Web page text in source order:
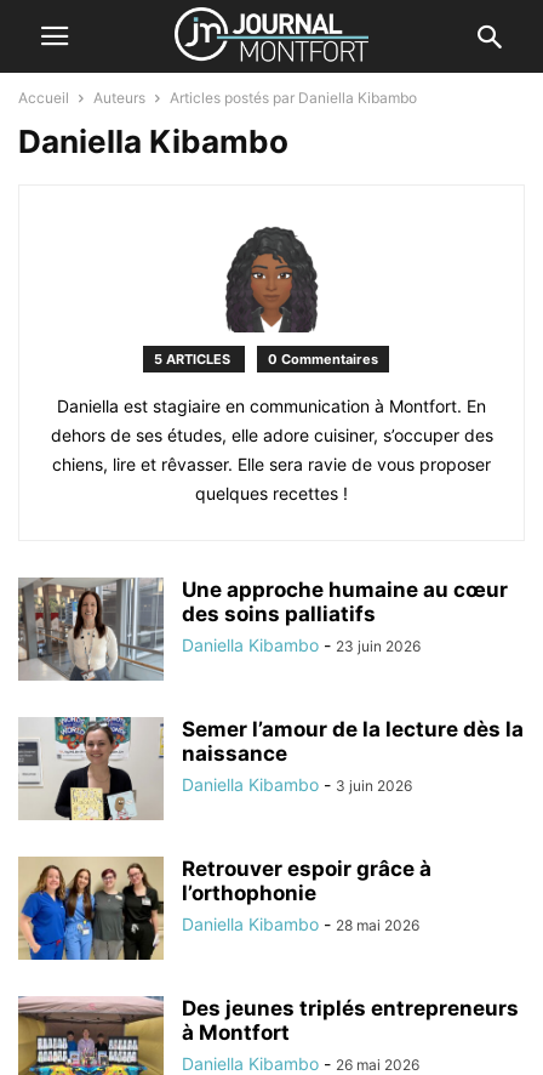
Accueil Auteurs Articles postés par Daniella Kibambo
Daniella Kibambo
5 ARTICLES 0 Commentaires
Daniella est stagiaire en communication à Montfort. En
dehors de ses études, elle adore cuisiner, s’occuper des
chiens, lire et rêvasser. Elle sera ravie de vous proposer
quelques recettes !
Une approche humaine au cœur
des soins palliatifs
Daniella Kibambo - 23 juin 2026
Semer l’amour de la lecture dès la
naissance
Daniella Kibambo - 3 juin 2026
Retrouver espoir grâce à
l’orthophonie
Daniella Kibambo - 28 mai 2026
Des jeunes triplés entrepreneurs
à Montfort
Daniella Kibambo - 26 mai 2026